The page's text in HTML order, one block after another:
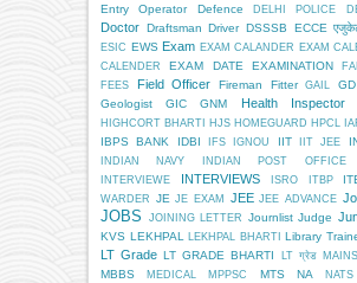
Entry Operator
Defence DELHI POLICE
Doctor Draftsman Driver DSSSB ECCE
ESIC EWS Exam EXAM CALANDER EXAM
CALENDER
EXAM DATE EXAMINATION
FEES
Field Officer Fireman Fitter GAIL GD
Geologist GIC GNM Health Inspector
HIGHCORT BHARTI HJS HOMEGUARD HPCL
IBPS BANK
IDBI IFS IGNOU IIT IIT JEE
INDIAN NAVY INDIAN POST OFFICE
INTERVIEWE INTERVIEWS ISRO ITBP
WARDER JE JE EXAM JEE JEE ADVANCE
JOBS JOINING LETTER Journlist Judge
KVS LEKHPAL LEKHPAL BHARTI Library
LT Grade LT GRADE BHARTI LT ग्रेड MAINS
MBBS
MEDICAL MPPSC MTS NA NATS